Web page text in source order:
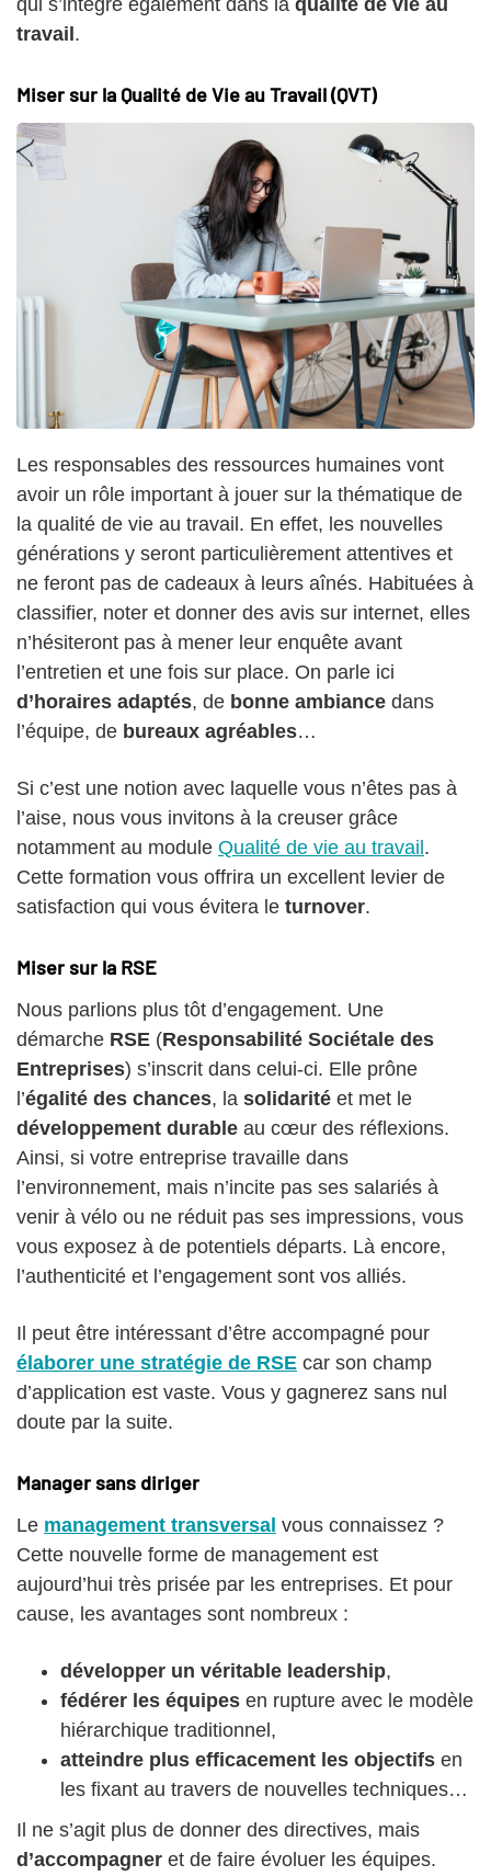
qui s’intègre également dans la qualité de vie au
travail .
Miser sur la Qualité de Vie au Travail (QVT)
Les responsables des ressources humaines vont
avoir un rôle important à jouer sur la thématique de
la qualité de vie au travail. En effet, les nouvelles
générations y seront particulièrement attentives et
ne feront pas de cadeaux à leurs aînés. Habituées à
classifier, noter et donner des avis sur internet, elles
n’hésiteront pas à mener leur enquête avant
l’entretien et une fois sur place. On parle ici
d’horaires adaptés, de bonne ambiance dans
l’équipe, de bureaux agréables…
Si c’est une notion avec laquelle vous n’êtes pas à
l’aise, nous vous invitons à la creuser grâce
notamment au module Qualité de vie au travail.
Cette formation vous offrira un excellent levier de
satisfaction qui vous évitera le turnover.
Miser sur la RSE
Nous parlions plus tôt d’engagement. Une
démarche RSE (Responsabilité Sociétale des
Entreprises) s’inscrit dans celui-ci. Elle prône
l’égalité des chances, la solidarité et met le
développement durable au cœur des réflexions.
Ainsi, si votre entreprise travaille dans
l’environnement, mais n’incite pas ses salariés à
venir à vélo ou ne réduit pas ses impressions, vous
vous exposez à de potentiels départs. Là encore,
l’authenticité et l’engagement sont vos alliés.
Il peut être intéressant d’être accompagné pour
élaborer une stratégie de RSE car son champ
d’application est vaste. Vous y gagnerez sans nul
doute par la suite.
Manager sans diriger
Le management transversal vous connaissez ?
Cette nouvelle forme de management est
aujourd’hui très prisée par les entreprises. Et pour
cause, les avantages sont nombreux :
développer un véritable leadership,
fédérer les équipes en rupture avec le modèle
hiérarchique traditionnel,
atteindre plus efficacement les objectifs en
les fixant au travers de nouvelles techniques…
Il ne s’agit plus de donner des directives, mais
d’accompagner et de faire évoluer les équipes.